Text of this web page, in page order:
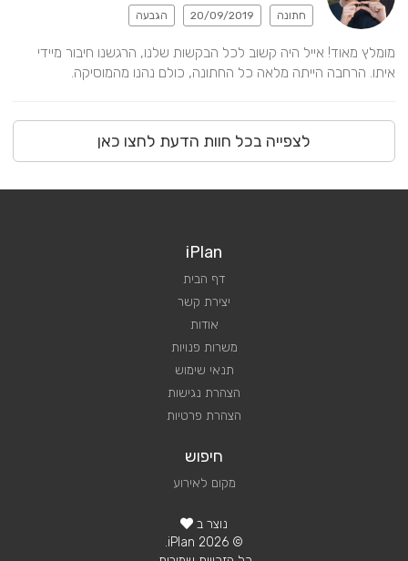
חתונה 20/09/2019 הגבעה
איתו. הרחבה הייתה מלאה כל החתונה, כולם נהנו מהמוסיקה.
לצפייה בכל חוות הדעת לחצו כאן
iPlan
דף הבית
יצירת קשר
אודות
משרות פנויות
תנאי שימוש
הצהרת נגישות
הצהרת פרטיות
חיפוש
מקום לאירוע
נוצר ב
© 2026 iPlan.